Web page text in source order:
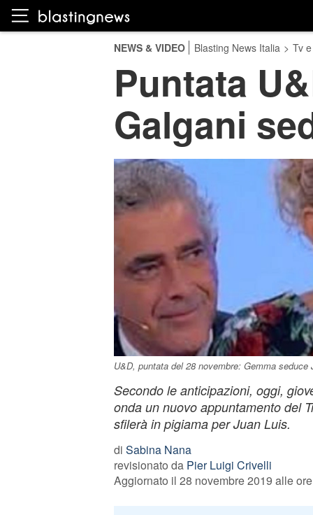
NEWS & VIDEO Blasting News Italia > Tv
Puntata
Galgani
U&D, puntata del 28 novembre: Gemma
Secondo le anticipazioni, oggi,
onda un nuovo appuntamento del
sfilerà in pigiama per Juan Luis.
di Sabina Nana
revisionato da Pier Luigi Crivelli
Aggiornato il 28 novembre 2019 alle